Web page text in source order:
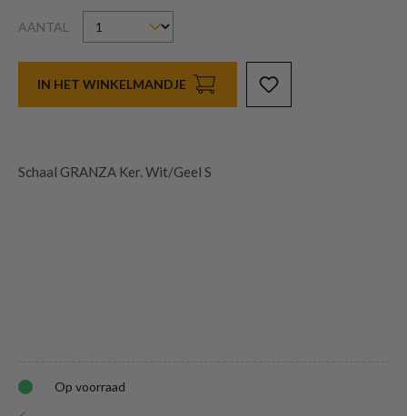
AANTAL
IN HET WINKELMANDJE
Schaal GRANZA Ker. Wit/Geel S
Op voorraad